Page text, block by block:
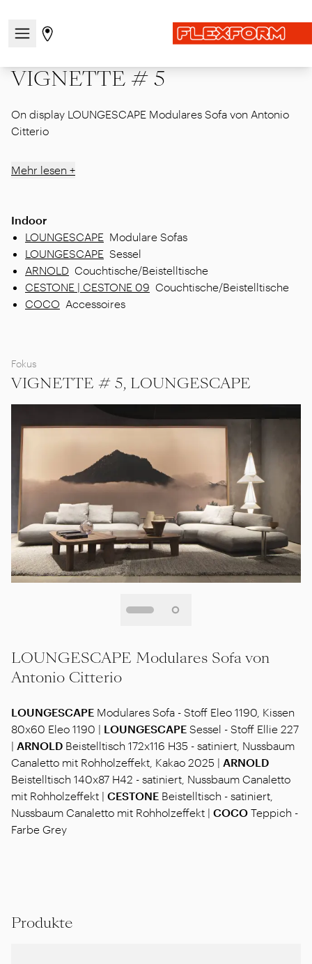
Navigationsmenü öffnen / schließen
Gehen Sie zur Store-Seite
Fruehere editionen | MDW25 |
VIGNETTE # 5
VIGNETTE # 5
On display LOUNGESCAPE Modulares Sofa von Antonio
Citterio
Mehr lesen +
Indoor
LOUNGESCAPE Modulare Sofas
LOUNGESCAPE Sessel
ARNOLD Couchtische/Beistelltische
CESTONE | CESTONE 09 Couchtische/Beistelltische
COCO Accessoires
Fokus
VIGNETTE # 5, LOUNGESCAPE
LOUNGESCAPE Modulares Sofa von
Antonio Citterio
LOUNGESCAPE Modulares Sofa - Stoff Eleo 1190, Kissen
80x60 Eleo 1190 | LOUNGESCAPE Sessel - Stoff Ellie 227
| ARNOLD Beistelltisch 172x116 H35 - satiniert, Nussbaum
Canaletto mit Rohholzeffekt, Kakao 2025 | ARNOLD
Beistelltisch 140x87 H42 - satiniert, Nussbaum Canaletto
mit Rohholzeffekt | CESTONE Beistelltisch - satiniert,
Nussbaum Canaletto mit Rohholzeffekt | COCO Teppich -
Farbe Grey
Produkte